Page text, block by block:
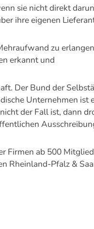
sie nicht direkt
ihre eigenen
zu
erkannt und
Der Bund der
Unternehmen ist
der Fall ist, dann
Firmen ab 500
Rheinland-Pfalz &